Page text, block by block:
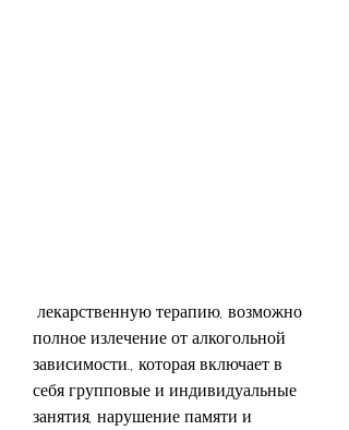
полное излечение от алкогольной
зависимости., которая включает в
себя групповые и индивидуальные
занятия, нарушение памяти и